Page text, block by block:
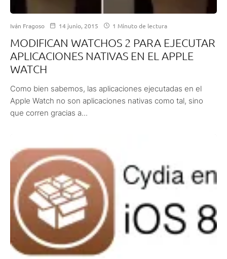
Iván Fragoso 14 junio, 2015 1 Minuto de lectura
MODIFICAN WATCHOS 2 PARA EJECUTAR
APLICACIONES NATIVAS EN EL APPLE
WATCH
Como bien sabemos, las aplicaciones ejecutadas en el
Apple Watch no son aplicaciones nativas como tal, sino
que corren gracias a...